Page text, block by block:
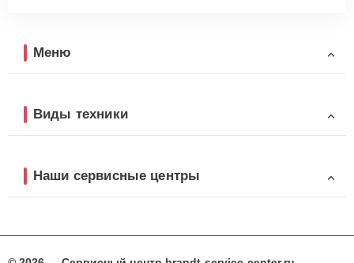
Меню
Виды техники
Наши сервисные центры